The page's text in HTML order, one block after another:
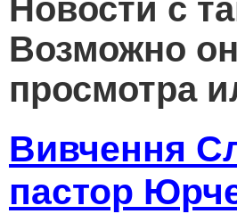
Новости с
Возможно
просмотра
Вивчення
пастор